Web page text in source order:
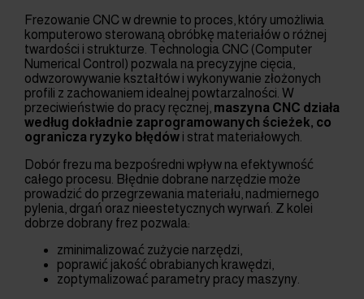
Frezowanie CNC w drewnie to proces, który umożliwia
komputerowo sterowaną obróbkę materiałów o różnej
twardości i strukturze. Technologia CNC (Computer
Numerical Control) pozwala na precyzyjne cięcia,
odwzorowywanie kształtów i wykonywanie złożonych
profili z zachowaniem idealnej powtarzalności. W
przeciwieństwie do pracy ręcznej, maszyna CNC działa
według dokładnie zaprogramowanych ścieżek, co
ogranicza ryzyko błędówi strat materiałowych.
Dobór frezu ma bezpośredni wpływ na efektywność
całego procesu. Błędnie dobrane narzędzie może
prowadzić do przegrzewania materiału, nadmiernego
pylenia, drgań oraz nieestetycznych wyrwań. Z kolei
dobrze dobrany frez pozwala:
zminimalizować zużycie narzędzi,
poprawić jakość obrabianych krawędzi,
zoptymalizować parametry pracy maszyny.